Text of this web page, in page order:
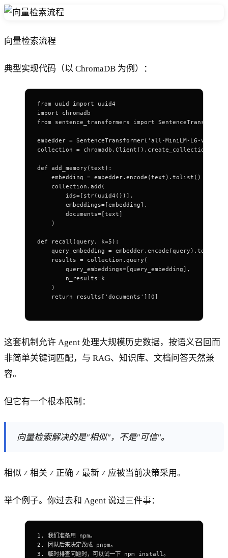
向量检索流程
典型实现代码（以 ChromaDB 为例）：
from uuid import uuid4
import chromadb
from sentence_transformers import SentenceTransformer
embedder = SentenceTransformer('all-MiniLM-L6-v2')
collection =
def add_memory(text):
    embedding = embedder.encode(text).tolist()
    collection.add(
        ids=[str(uuid4())],
        embeddings=[embedding],
        documents=[text]
    )
def recall(query, k=5):
    query_embedding = embedder.encode(query).tolist()
    results = collection.query(
        query_embeddings=[query_embedding],
        n_results=k
    )
    return results['documents'][0]
这套机制允许 Agent 处理大规模历史数据，按语义召回而
非简单关键词匹配，与 RAG、知识库、文档问答天然兼
容。
但它有一个根本限制：
向量检索解决的是"相似"，不是"可信"。
相似 ≠ 相关 ≠ 正确 ≠ 最新 ≠ 应被当前决策采用。
举个例子。你过去和 Agent 说过三件事：
1. 我们准备用 npm。
2. 团队后来决定改成 pnpm。
3. 临时排查问题时，可以试一下 npm install。